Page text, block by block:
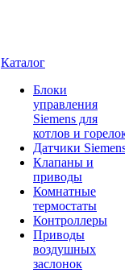
Каталог
Блоки
управления
Siemens для
котлов и
Датчики
Клапаны и
приводы
Комнатные
термостаты
Контроллеры
Приводы
воздушных
заслонок